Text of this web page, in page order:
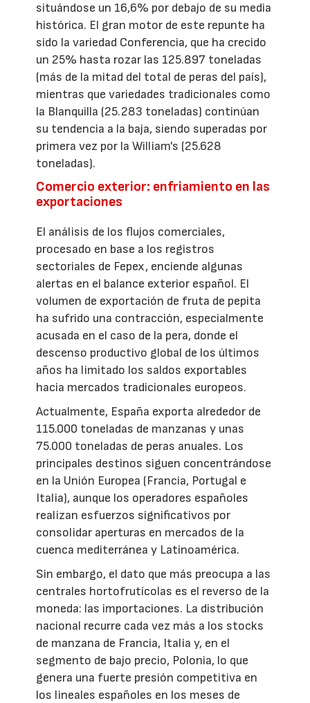
situándose un 16,6% por debajo de su media
histórica. El gran motor de este repunte ha
sido la variedad Conferencia, que ha crecido
un 25% hasta rozar las 125.897 toneladas
(más de la mitad del total de peras del país),
mientras que variedades tradicionales como
la Blanquilla (25.283 toneladas) continúan
su tendencia a la baja, siendo superadas por
primera vez por la William's (25.628
toneladas).
Comercio exterior: enfriamiento en las
exportaciones
El análisis de los flujos comerciales,
procesado en base a los registros
sectoriales de Fepex, enciende algunas
alertas en el balance exterior español. El
volumen de exportación de fruta de pepita
ha sufrido una contracción, especialmente
acusada en el caso de la pera, donde el
descenso productivo global de los últimos
años ha limitado los saldos exportables
hacia mercados tradicionales europeos.
Actualmente, España exporta alrededor de
115.000 toneladas de manzanas y unas
75.000 toneladas de peras anuales. Los
principales destinos siguen concentrándose
en la Unión Europea (Francia, Portugal e
Italia), aunque los operadores españoles
realizan esfuerzos significativos por
consolidar aperturas en mercados de la
cuenca mediterránea y Latinoamérica.
Sin embargo, el dato que más preocupa a las
centrales hortofrutícolas es el reverso de la
moneda: las importaciones. La distribución
nacional recurre cada vez más a los stocks
de manzana de Francia, Italia y, en el
segmento de bajo precio, Polonia, lo que
genera una fuerte presión competitiva en
los lineales españoles en los meses de